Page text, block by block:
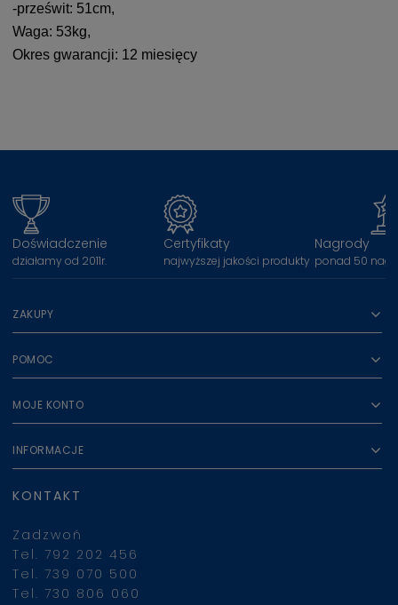
-prześwit: 51cm,
Waga: 53kg,
Okres gwarancji: 12 miesięcy
Doświadczenie
działamy od 2011r.
Certyfikaty
najwyższej jakości produkty
Nagrody
ponad 50
ZAKUPY
POMOC
MOJE KONTO
INFORMACJE
KONTAKT
Zadzwoń
Tel. 792 202 456
Tel. 739 070 500
Tel. 730 806 060